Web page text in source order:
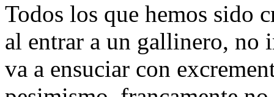
Todos los que hemos sido
al entrar a un gallinero, no
va a ensuciar con